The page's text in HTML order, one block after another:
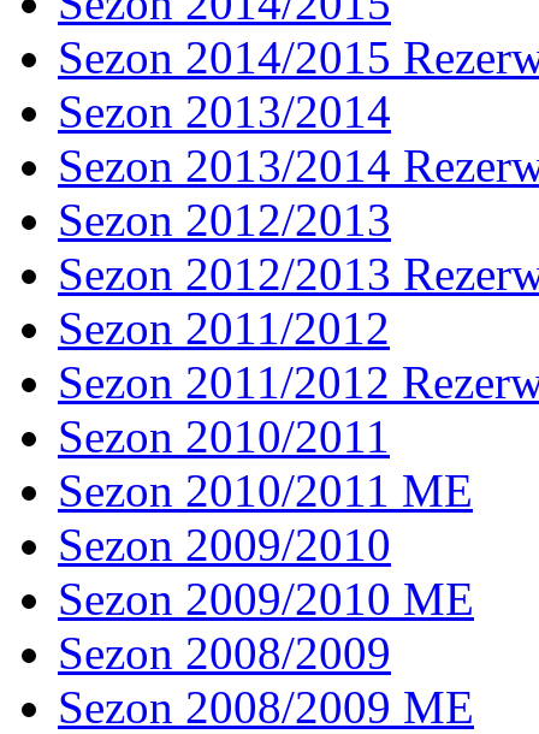
Sezon 2014/2015
Sezon 2013/2014
Sezon 2013/2014
Sezon 2012/2013
Sezon 2012/2013
Sezon 2011/2012
Sezon 2011/2012
Sezon 2010/2011
Sezon 2010/2011 ME
Sezon 2009/2010
Sezon 2009/2010 ME
Sezon 2008/2009
Sezon 2008/2009 ME